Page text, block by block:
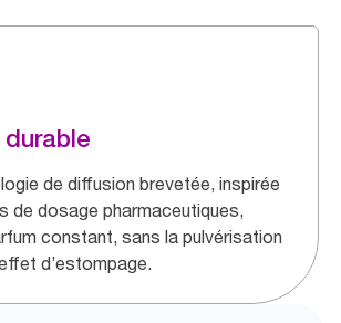
durable
de diffusion brevetée, inspirée
de dosage pharmaceutiques,
constant, sans la pulvérisation
d’estompage.